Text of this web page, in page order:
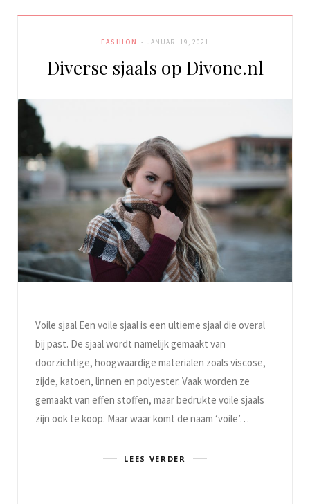
FASHION JANUARI 19, 2021
Diverse sjaals op Divone.nl
Voile sjaal Een voile sjaal is een ultieme sjaal die overal
bij past. De sjaal wordt namelijk gemaakt van
doorzichtige, hoogwaardige materialen zoals viscose,
zijde, katoen, linnen en polyester. Vaak worden ze
gemaakt van effen stoffen, maar bedrukte voile sjaals
zijn ook te koop. Maar waar komt de naam ‘voile’…
LEES VERDER